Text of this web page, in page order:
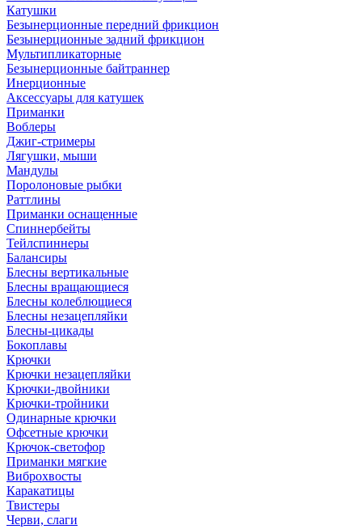
Катушки
Безынерционные передний фрикцион
Безынерционные задний фрикцион
Мультипликаторные
Безынерционные байтраннер
Инерционные
Аксессуары для катушек
Приманки
Воблеры
Джиг-стримеры
Лягушки, мыши
Мандулы
Поролоновые рыбки
Раттлины
Приманки оснащенные
Спиннербейты
Тейлспиннеры
Балансиры
Блесны вертикальные
Блесны вращающиеся
Блесны колеблющиеся
Блесны незацепляйки
Блесны-цикады
Бокоплавы
Крючки
Крючки незацепляйки
Крючки-двойники
Крючки-тройники
Одинарные крючки
Офсетные крючки
Крючок-светофор
Приманки мягкие
Виброхвосты
Каракатицы
Твистеры
Черви, слаги